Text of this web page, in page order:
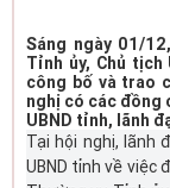
Sáng ngày 01/
Tỉnh ủy, Chủ
công bố và trao
nghị có các đồng
UBND tỉnh, lãnh
Tại hội nghị, lãnh
UBND tỉnh về việc